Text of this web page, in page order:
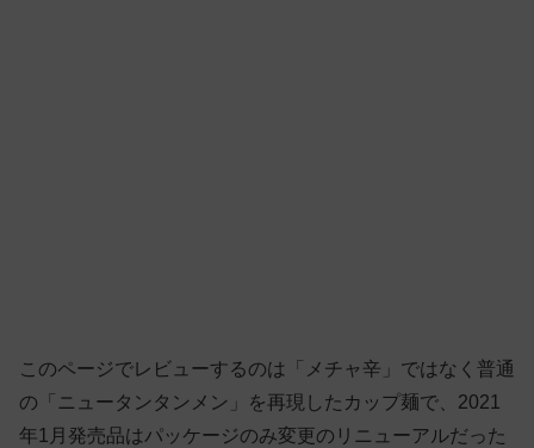
このページでレビューするのは「メチャ辛」ではなく普通
の「ニュータンタンメン」を再現したカップ麺で、2021
年1月発売品はパッケージのみ変更のリニューアルだった